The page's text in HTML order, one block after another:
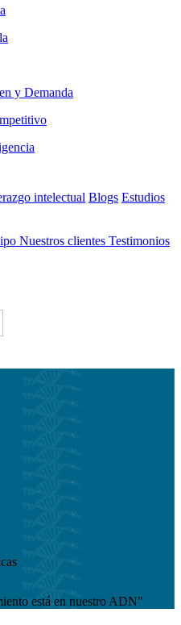
y Demanda
intelectual Blogs Estudios
Nuestros clientes Testimonios
está en nuestro ADN"